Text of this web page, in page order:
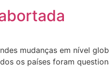
mudanças em nível
os países foram